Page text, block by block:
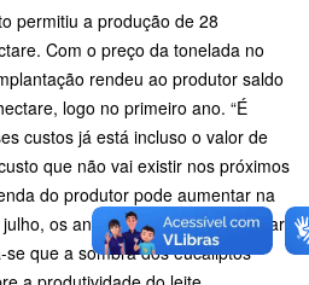
permitiu a produção de 28
Com o preço da tonelada no
rendeu ao produtor saldo
logo no primeiro ano. “É
custos já está incluso o valor de
que não vai existir nos próximos
do produtor pode aumentar na
os animais entram na área para
que a sombra dos eucaliptos